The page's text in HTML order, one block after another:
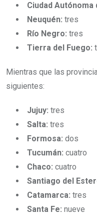
Ciudad Autónoma
Neuquén: tres
Río Negro: tres
Tierra del Fuego:
Mientras que las
siguientes:
Jujuy: tres
Salta: tres
Formosa: dos
Tucumán: cuatro
Chaco: cuatro
Santiago del
Catamarca: tres
Santa Fe: nueve